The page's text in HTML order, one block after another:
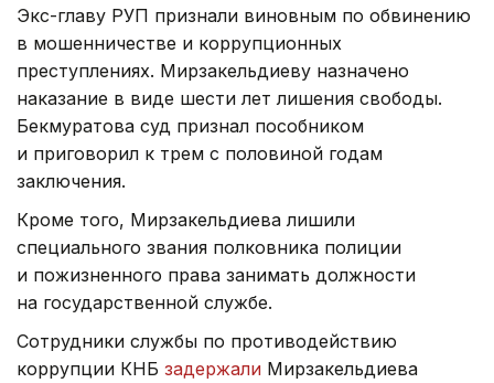
Экс-главу РУП признали виновным по обвинению
в мошенничестве и коррупционных
преступлениях. Мирзакельдиеву назначено
наказание в виде шести лет лишения свободы.
Бекмуратова суд признал пособником
и приговорил к трем с половиной годам
заключения.
Кроме того, Мирзакельдиева лишили
специального звания полковника полиции
и пожизненного права занимать должности
на государственной службе.
Сотрудники службы по противодействию
коррупции КНБ задержали Мирзакельдиева